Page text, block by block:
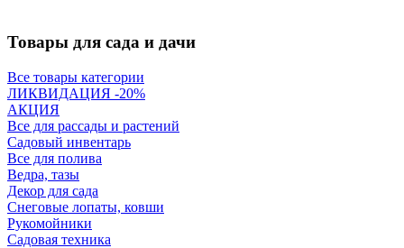
Товары для сада и дачи
Все товары категории
ЛИКВИДАЦИЯ -20%
АКЦИЯ
Все для рассады и растений
Садовый инвентарь
Все для полива
Ведра, тазы
Декор для сада
Снеговые лопаты, ковши
Рукомойники
Садовая техника